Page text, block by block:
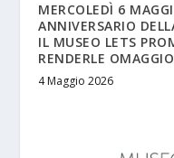
MERCOLEDÌ 6
ANNIVERSARIO
IL MUSEO LETS
RENDERLE OMAGGIO
4 Maggio 2026